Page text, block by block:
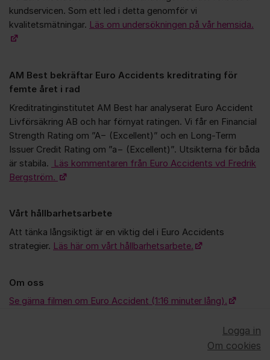
kundservicen. Som ett led i detta genomför vi
kvalitetsmätningar. Läs om undersökningen på vår hemsida.
AM Best bekräftar Euro Accidents kreditrating för
femte året i rad
Kreditratinginstitutet AM Best har analyserat Euro Accident
Livförsäkring AB och har förnyat ratingen. Vi får en Financial
Strength Rating om ”A− (Excellent)” och en Long-Term
Issuer Credit Rating om ”a− (Excellent)”. Utsikterna för båda
är stabila.
Läs kommentaren från Euro Accidents vd Fredrik
Bergström.
Vårt hållbarhetsarbete
Att tänka långsiktigt är en viktig del i Euro Accidents
strategier. Läs här om vårt hållbarhetsarbete.
Om oss
Se gärna filmen om Euro Accident (1:16 minuter lång).
Logga in
Om cookies